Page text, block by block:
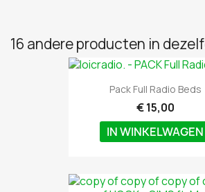
16 andere producten in
Pack Full Radio Beds
€ 15,00
IN WINKELWAGEN